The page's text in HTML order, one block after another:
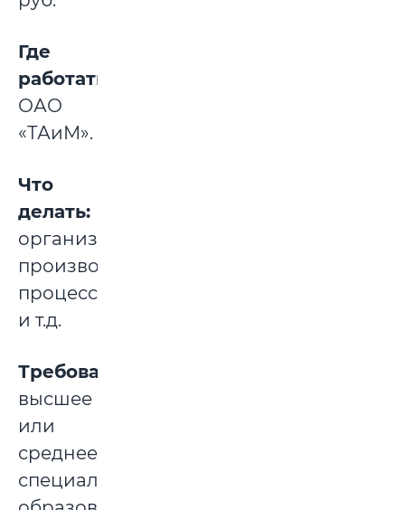
Где
работать:
ОАО
«ТАиМ».
Что
делать:
организация
производственного
процесса
и т.д.
Требования:
высшее
или
среднее
специальное